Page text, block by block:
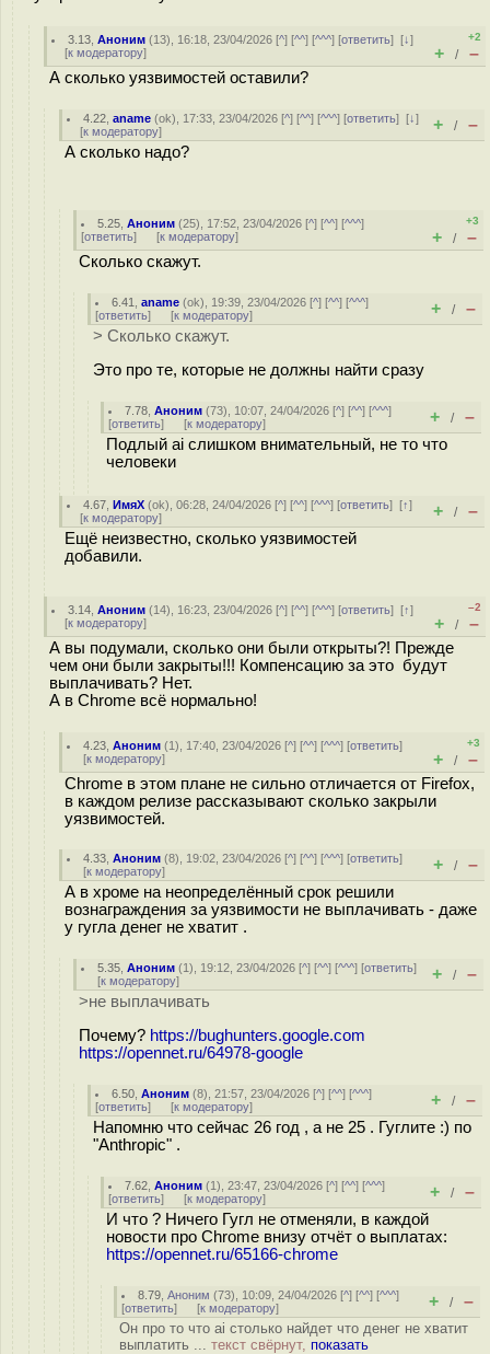
3.13 ,Аноним (13), 16:18, 23/04/2026 [^] [^^] [^^^] [ответить][↓]
[к модератору]
+2
+ / –
А сколько уязвимостей оставили?
4.22 ,aname (ok), 17:33, 23/04/2026 [^] [^^] [^^^] [ответить][↓]
[к модератору] + / –
А сколько надо?
5.25 ,Аноним (25), 17:52, 23/04/2026 [^] [^^] [^^^]
[ответить] [к модератору]
+3
+ / –
Сколько скажут.
6.41 ,aname (ok), 19:39, 23/04/2026 [^] [^^] [^^^]
[ответить] [к модератору] + / –
> Сколько скажут.
Это про те, которые не должны найти сразу
7.78 ,Аноним (73), 10:07, 24/04/2026 [^] [^^] [^^^]
[ответить] [к модератору] + / –
Подлый ai слишком внимательный, не то что
человеки
4.67 ,ИмяХ (ok), 06:28, 24/04/2026 [^] [^^] [^^^] [ответить][↑]
[к модератору] + / –
Ещё неизвестно, сколько уязвимостей
добавили.
3.14 ,Аноним (14), 16:23, 23/04/2026 [^] [^^] [^^^] [ответить][↑]
[к модератору]
–2
+ / –
А вы подумали, сколько они были открыты?! Прежде
чем они были закрыты!!! Компенсацию за это будут
выплачивать? Нет.
А в Chrome всё нормально!
4.23 ,Аноним (1), 17:40, 23/04/2026 [^] [^^] [^^^] [ответить]
[к модератору]
+3
+ / –
Chrome в этом плане не сильно отличается от Firefox,
в каждом релизе рассказывают сколько закрыли
уязвимостей.
4.33 ,Аноним (8), 19:02, 23/04/2026 [^] [^^] [^^^] [ответить]
[к модератору] + / –
А в хроме на неопределённый срок решили
вознаграждения за уязвимости не выплачивать - даже
у гугла денег не хватит .
5.35 ,Аноним (1), 19:12, 23/04/2026 [^] [^^] [^^^] [ответить]
[к модератору] + / –
>не выплачивать
Почему? https://bughunters.google.com
https://opennet.ru/64978-google
6.50 ,Аноним (8), 21:57, 23/04/2026 [^] [^^] [^^^]
[ответить] [к модератору] + / –
Напомню что сейчас 26 год , а не 25 . Гуглите :) по
"Anthropic" .
7.62 ,Аноним (1), 23:47, 23/04/2026 [^] [^^] [^^^]
[ответить] [к модератору] + / –
И что ? Ничего Гугл не отменяли, в каждой
новости про Chrome внизу отчёт о выплатах:
https://opennet.ru/65166-chrome
8.79 ,Аноним (73), 10:09, 24/04/2026 [^] [^^] [^^^]
[ответить] [к модератору] + / –
Он про то что ai столько найдет что денег не хватит
выплатить ... текст свёрнут, показать